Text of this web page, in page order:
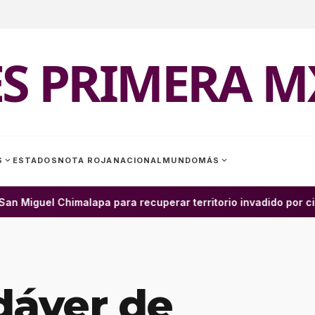
PRIMERA
expand_more ESTADOS NOTA ROJA NACIONAL MUNDOMÁS expand_more
Chimalapa para recuperar territorio invadido por